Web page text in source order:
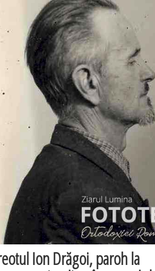
Ion Drăgoi, paroh la